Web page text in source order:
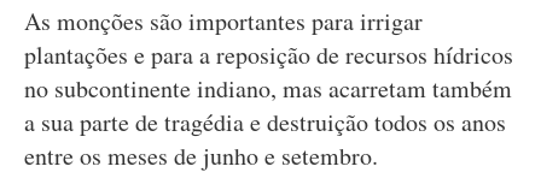
As monções são importantes para irrigar
plantações e para a reposição de recursos hídricos
no subcontinente indiano, mas acarretam também
a sua parte de tragédia e destruição todos os anos
entre os meses de junho e setembro.